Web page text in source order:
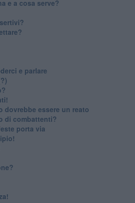
e a cosa serve?
e parlare
dovrebbe essere un reato
di combattenti?
porta via